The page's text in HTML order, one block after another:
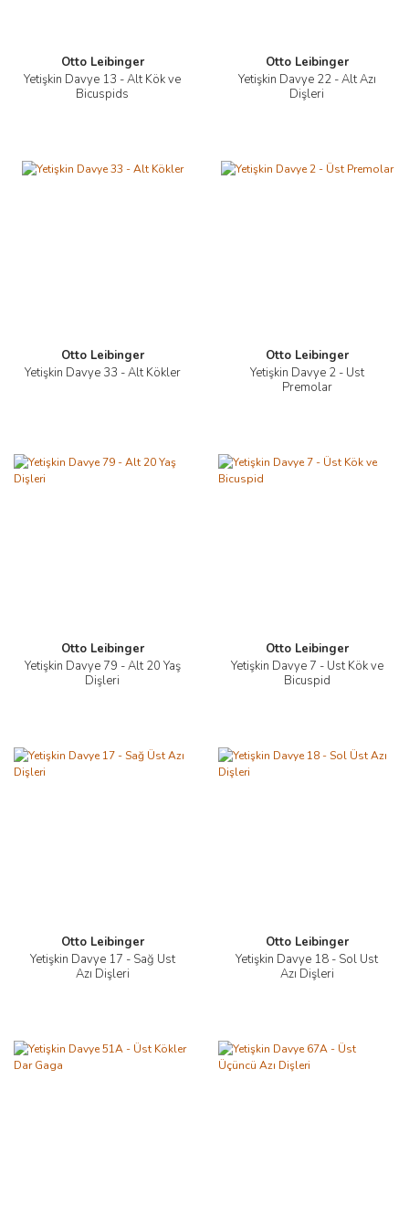
Otto Leibinger
Yetişkin Davye 13 - Alt Kök ve
Bicuspids
Otto Leibinger
Yetişkin Davye 22 - Alt Azı
Dişleri
Otto Leibinger
Yetişkin Davye 33 - Alt Kökler
Otto Leibinger
Yetişkin Davye 2 - Üst
Premolar
Otto Leibinger
Yetişkin Davye 79 - Alt 20 Yaş
Dişleri
Otto Leibinger
Yetişkin Davye 7 - Üst Kök ve
Bicuspid
Otto Leibinger
Yetişkin Davye 17 - Sağ Üst
Azı Dişleri
Otto Leibinger
Yetişkin Davye 18 - Sol Üst
Azı Dişleri